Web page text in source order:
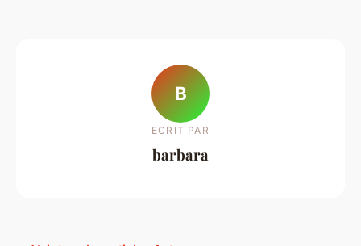
B
ECRIT PAR
barbara